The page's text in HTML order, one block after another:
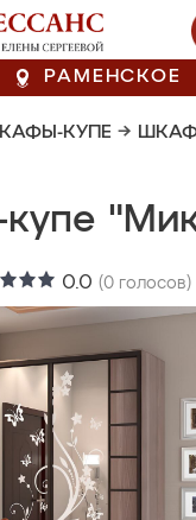
РАМЕНСКОЕ
КУПЕ →
0.0 (0 голосов)